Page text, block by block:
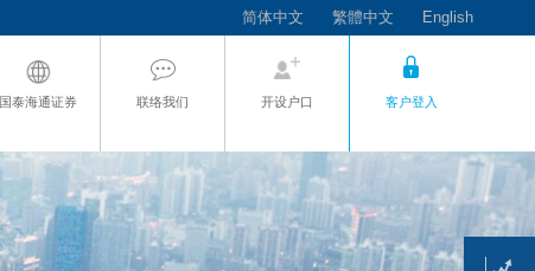
简体中文 繁體中文 English
国泰海通证券 联络我们 开设户口 客户登入